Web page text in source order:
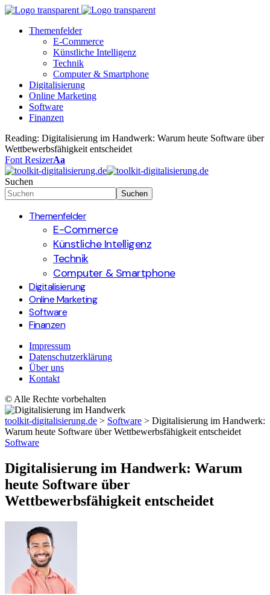
Themenfelder
E-Commerce
Künstliche Intelligenz
Technik
Computer & Smartphone
Digitalisierung
Online Marketing
Software
Finanzen
Reading: Digitalisierung im Handwerk: Warum heute Software über
Wettbewerbsfähigkeit entscheidet
Font ResizerAa
Suchen
Themenfelder
E-Commerce
Künstliche Intelligenz
Technik
Computer & Smartphone
Digitalisierung
Online Marketing
Software
Finanzen
Impressum
Datenschutzerklärung
Über uns
Kontakt
© Alle Rechte vorbehalten
toolkit-digitalisierung.de > Software > Digitalisierung im Handwerk:
Warum heute Software über Wettbewerbsfähigkeit entscheidet
Software
Digitalisierung im Handwerk: Warum
heute Software über
Wettbewerbsfähigkeit entscheidet